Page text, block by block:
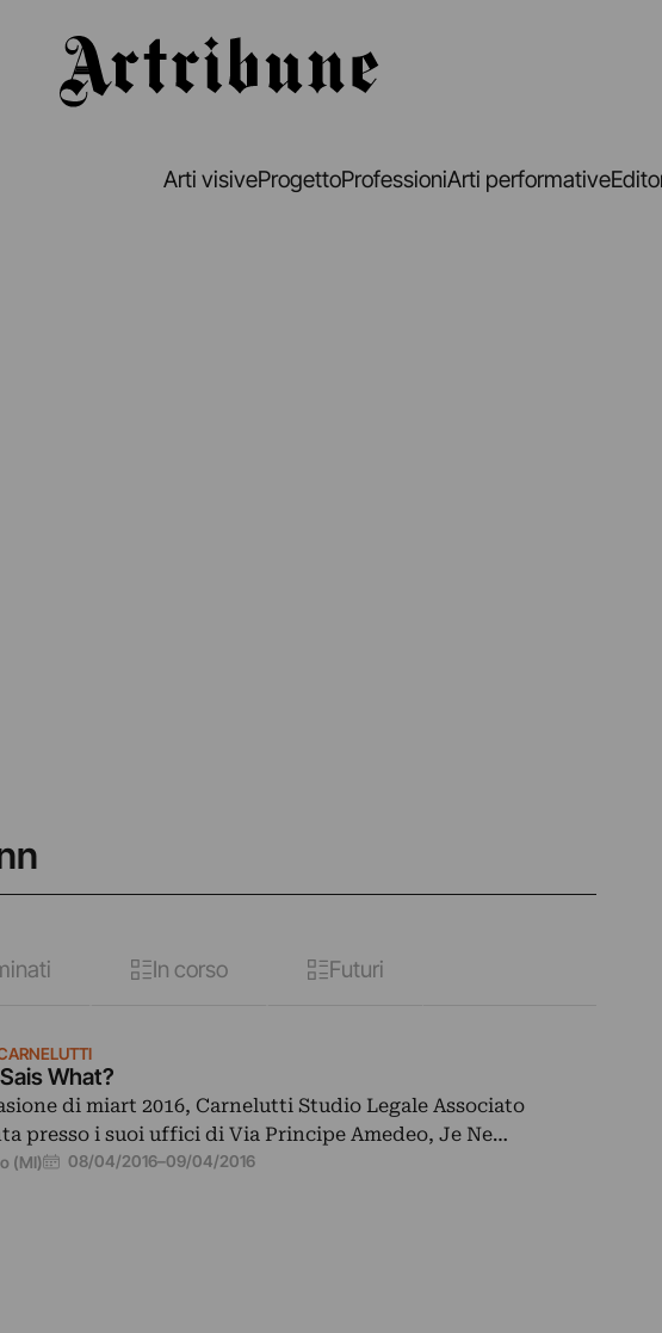
Arti visiveProgettoProfessioniArti performative
In corso Futuri
What?
di miart 2016, Carnelutti Studio Legale Associato
presso i suoi uffici di Via Principe Amedeo, Je Ne…
(MI) 08/04/2016–09/04/2016